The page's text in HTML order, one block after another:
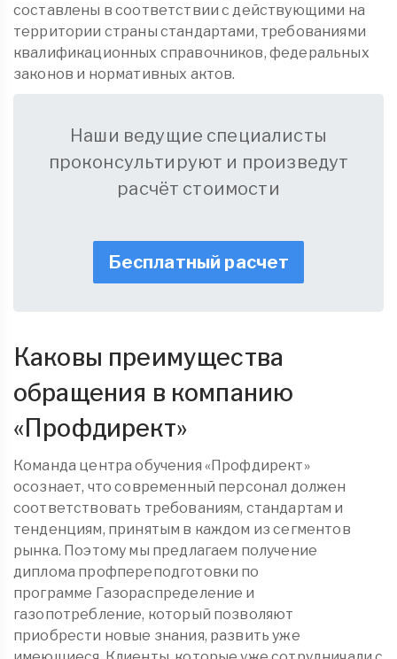
составлены в соответствии с действующими на
территории страны стандартами, требованиями
квалификационных справочников, федеральных
законов и нормативных актов.
Наши ведущие специалисты
проконсультируют и произведут
расчёт стоимости
Бесплатный расчет
Каковы преимущества
обращения в компанию
«Профдирект»
Команда центра обучения «Профдирект»
осознает, что современный персонал должен
соответствовать требованиям, стандартам и
тенденциям, принятым в каждом из сегментов
рынка. Поэтому мы предлагаем получение
диплома профпереподготовки по
программе Газораспределение и
газопотребление, который позволяют
приобрести новые знания, развить уже